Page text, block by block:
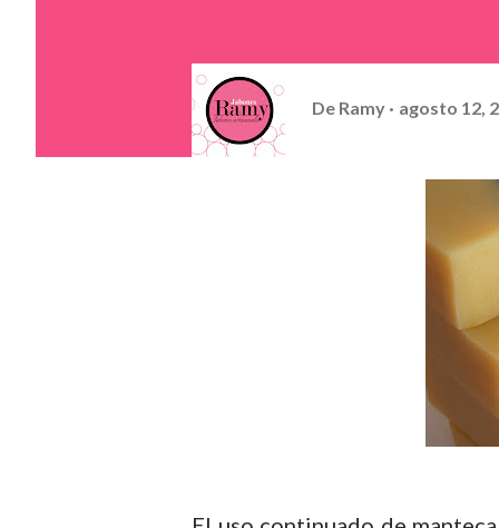
De Ramy agosto 12,